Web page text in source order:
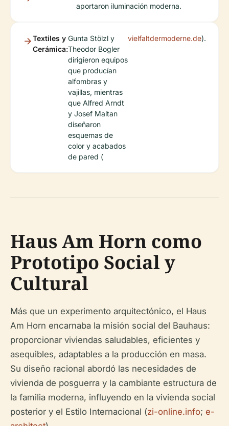
aportaron iluminación moderna.
Textiles y
Cerámica:
Gunta Stölzl y
Theodor Bogler
dirigieron equipos
que producían
alfombras y
vajillas, mientras
que Alfred Arndt
y Josef Maltan
diseñaron
esquemas de
color y acabados
de pared (
vielfaltdermoderne.de).
Haus Am Horn como
Prototipo Social y
Cultural
Más que un experimento arquitectónico, el Haus
Am Horn encarnaba la misión social del Bauhaus:
proporcionar viviendas saludables, eficientes y
asequibles, adaptables a la producción en masa.
Su diseño racional abordó las necesidades de
vivienda de posguerra y la cambiante estructura de
la familia moderna, influyendo en la vivienda social
posterior y el Estilo Internacional (zi-online.info; e-